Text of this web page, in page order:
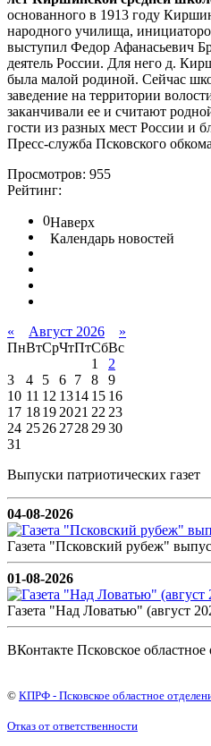
основанного в 1913 году
народного училища,
выступил Федор Афанасьевич
деятель России. Для него д.
была малой родиной. Сейчас
заведение на территории
заканчивали ее и считают
гости из разных мест России и
Пресс-служба Псковского
Просмотров: 955
Рейтинг:
0Наверх
Календарь новостей
« Август 2026
»
ПнВтСрЧтПтСбВс
1
2
3
4 5 6 7 8
9
10 11 12 1314 15 16
17 18192021 2223
24 252627282930
31
Выпуски патриотических газет
04-08-2026
Газета "Псковский рубеж"
01-08-2026
Газета "Над Ловатью" (август
ВКонтакте Псковское областное
© КПРФ - Псковское областное
Отказ от ответственности